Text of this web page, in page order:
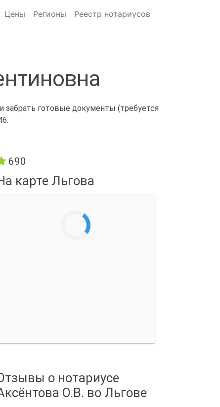
Цены Регионы Реестр нотариусов
забрать готовые документы (требуется
690
карте Льгова
о нотариусе
О.В. во Льгове